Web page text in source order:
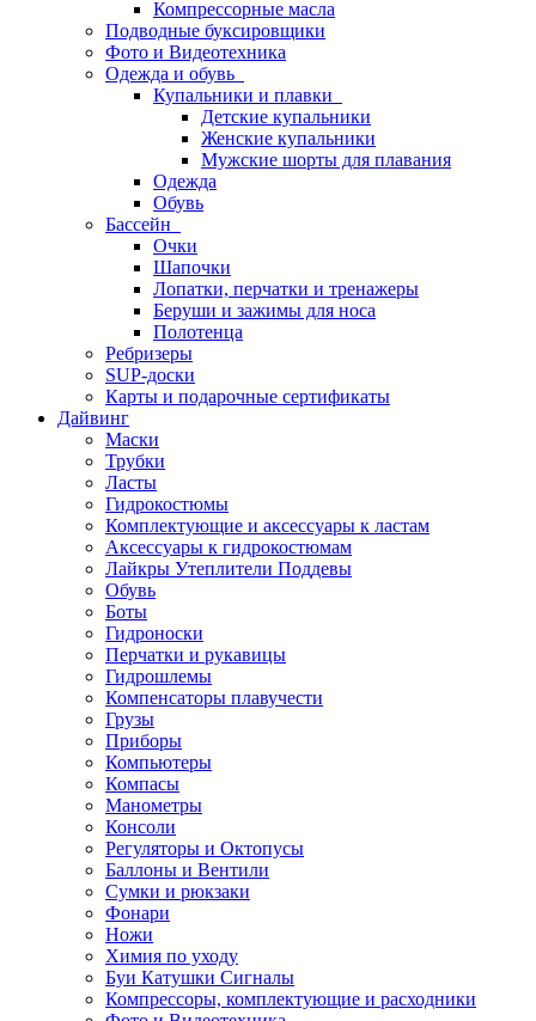
Компрессорные масла
Подводные буксировщики
Фото и Видеотехника
Одежда и обувь
Купальники и плавки
Детские купальники
Женские купальники
Мужские шорты для плавания
Одежда
Обувь
Бассейн
Очки
Шапочки
Лопатки, перчатки и тренажеры
Беруши и зажимы для носа
Полотенца
Ребризеры
SUP-доски
Карты и подарочные сертификаты
Дайвинг
Маски
Трубки
Ласты
Гидрокостюмы
Комплектующие и аксессуары к ластам
Аксессуары к гидрокостюмам
Лайкры Утеплители Поддевы
Обувь
Боты
Гидроноски
Перчатки и рукавицы
Гидрошлемы
Компенсаторы плавучести
Грузы
Приборы
Компьютеры
Компасы
Манометры
Консоли
Регуляторы и Октопусы
Баллоны и Вентили
Сумки и рюкзаки
Фонари
Ножи
Химия по уходу
Буи Катушки Сигналы
Компрессоры, комплектующие и расходники